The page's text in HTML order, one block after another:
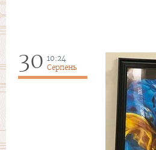
30 10:24
Серпень